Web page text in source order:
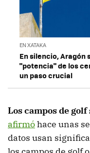
EN XATAKA
En silencio, Aragón
"potencia" de los
un paso crucial
Los campos de golf
afirmóhace unas
datos usan